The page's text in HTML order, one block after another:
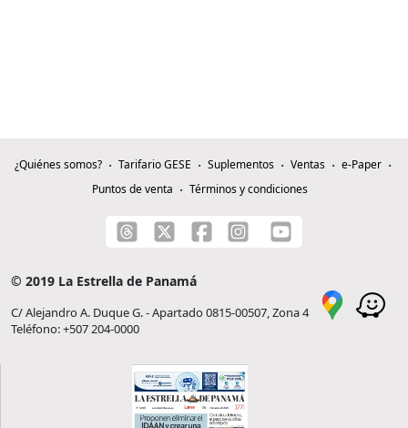
¿Quiénes somos? Tarifario GESE Suplementos Ventas
e-Paper
Puntos de venta
Términos y condiciones
© 2019 La Estrella de Panamá
C/ Alejandro A. Duque G. - Apartado 0815-00507, Zona 4
Teléfono: +507 204-0000